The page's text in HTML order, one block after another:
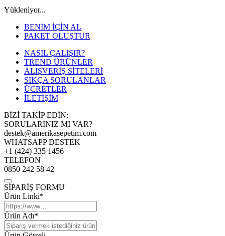
Yükleniyor...
BENİM İÇİN AL
PAKET OLUŞTUR
NASIL ÇALIŞIR?
TREND ÜRÜNLER
ALIŞVERİŞ SİTELERİ
SIKÇA SORULANLAR
ÜCRETLER
İLETİŞİM
BİZİ TAKİP EDİN:
SORULARINIZ MI VAR?
destek@amerikasepetim.com
WHATSAPP DESTEK
+1 (424) 335 1456
TELEFON
0850 242 58 42
SİPARİŞ FORMU
Ürün Linki*
Ürün Adı*